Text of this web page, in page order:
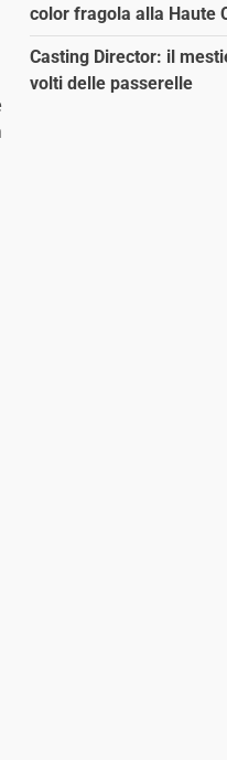
color fragola alla Haute
Casting Director: il
volti delle passerelle